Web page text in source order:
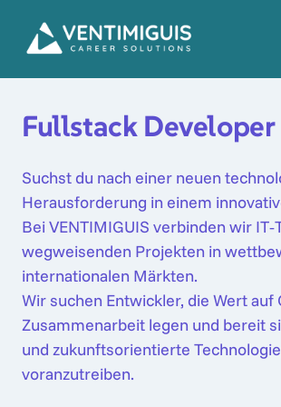
Fullstack Developer
Suchst du nach einer neuen
Herausforderung in einem
Bei VENTIMIGUIS verbinden wir
wegweisenden Projekten in
internationalen Märkten.
Wir suchen Entwickler, die Wert auf
Zusammenarbeit legen und bereit
und zukunftsorientierte
voranzutreiben.